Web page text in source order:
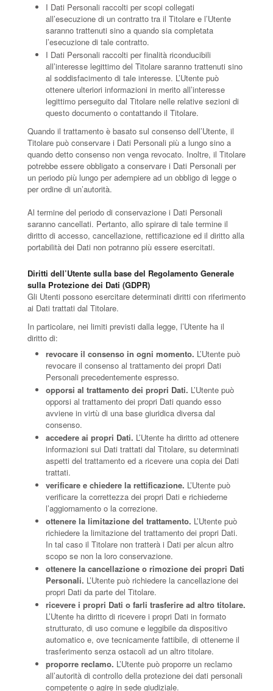
I Dati Personali raccolti per scopi collegati
all’esecuzione di un contratto tra il Titolare e l’Utente
saranno trattenuti sino a quando sia completata
l’esecuzione di tale contratto.
I Dati Personali raccolti per finalità riconducibili
all’interesse legittimo del Titolare saranno trattenuti sino
al soddisfacimento di tale interesse. L’Utente può
ottenere ulteriori informazioni in merito all’interesse
legittimo perseguito dal Titolare nelle relative sezioni di
questo documento o contattando il Titolare.
Quando il trattamento è basato sul consenso dell’Utente, il
Titolare può conservare i Dati Personali più a lungo sino a
quando detto consenso non venga revocato. Inoltre, il Titolare
potrebbe essere obbligato a conservare i Dati Personali per
un periodo più lungo per adempiere ad un obbligo di legge o
per ordine di un’autorità.
Al termine del periodo di conservazione i Dati Personali
saranno cancellati. Pertanto, allo spirare di tale termine il
diritto di accesso, cancellazione, rettificazione ed il diritto alla
portabilità dei Dati non potranno più essere esercitati.
Diritti dell’Utente sulla base del Regolamento Generale
sulla Protezione dei Dati (GDPR)
Gli Utenti possono esercitare determinati diritti con riferimento
ai Dati trattati dal Titolare.
In particolare, nei limiti previsti dalla legge, l’Utente ha il
diritto di:
revocare il consenso in ogni momento. L’Utente può
revocare il consenso al trattamento dei propri Dati
Personali precedentemente espresso.
opporsi al trattamento dei propri Dati. L’Utente può
opporsi al trattamento dei propri Dati quando esso
avviene in virtù di una base giuridica diversa dal
consenso.
accedere ai propri Dati. L’Utente ha diritto ad ottenere
informazioni sui Dati trattati dal Titolare, su determinati
aspetti del trattamento ed a ricevere una copia dei Dati
trattati.
verificare e chiedere la rettificazione. L’Utente può
verificare la correttezza dei propri Dati e richiederne
l’aggiornamento o la correzione.
ottenere la limitazione del trattamento. L’Utente può
richiedere la limitazione del trattamento dei propri Dati.
In tal caso il Titolare non tratterà i Dati per alcun altro
scopo se non la loro conservazione.
ottenere la cancellazione o rimozione dei propri Dati
Personali. L’Utente può richiedere la cancellazione dei
propri Dati da parte del Titolare.
ricevere i propri Dati o farli trasferire ad altro titolare.
L’Utente ha diritto di ricevere i propri Dati in formato
strutturato, di uso comune e leggibile da dispositivo
automatico e, ove tecnicamente fattibile, di ottenerne il
trasferimento senza ostacoli ad un altro titolare.
proporre reclamo. L’Utente può proporre un reclamo
all’autorità di controllo della protezione dei dati personali
competente o agire in sede giudiziale.